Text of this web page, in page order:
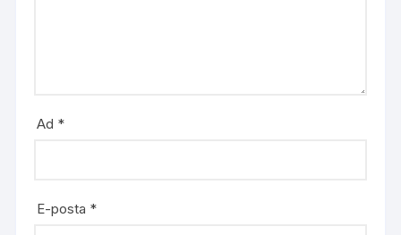
Ad *
E-posta *